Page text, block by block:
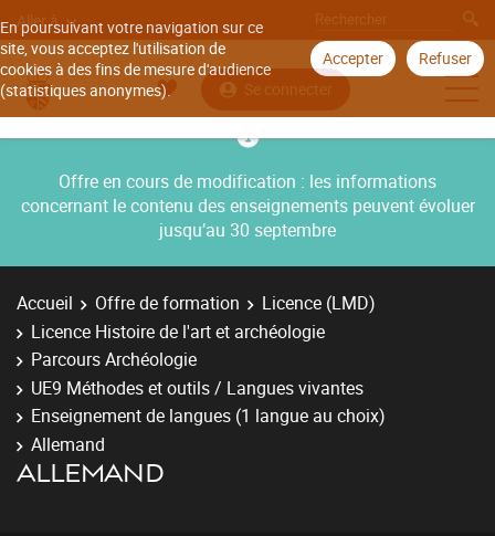
En poursuivant votre navigation sur ce
site, vous acceptez l'utilisation de
cookies à des fins de mesure d'audience
(statistiques anonymes).
Accepter Refuser
Aller à
Se connecter
Offre en cours de modification : les informations
concernant le contenu des enseignements peuvent évoluer
jusqu’au 30 septembre
Accueil Offre de formation
Licence (LMD)
Licence Histoire de l'art et archéologie
Parcours Archéologie
UE9 Méthodes et outils / Langues vivantes
Enseignement de langues (1 langue au choix)
Allemand
ALLEMAND